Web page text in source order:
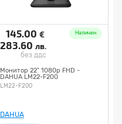
145.00 €
283.60 лв.
без ддс
Наличен
Монитор 22" 1080p FHD -
DAHUA LM22-F200
LM22-F200
DAHUA